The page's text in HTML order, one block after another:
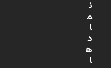
ن
م
ا
د
ه
ا